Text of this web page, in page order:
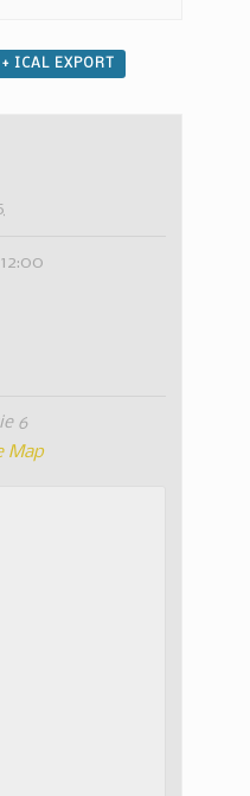
+ ICAL EXPORT
6
Map